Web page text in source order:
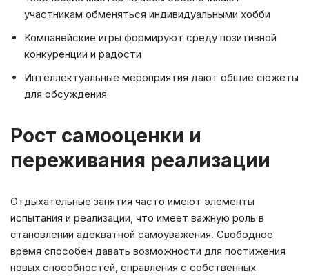
участникам обменяться индивидуальными хобби
Компанейские игры формируют среду позитивной
конкуренции и радости
Интеллектуальные мероприятия дают общие сюжеты
для обсуждения
Рост самооценки и
переживания реализации
Отдыхательные занятия часто имеют элементы
испытания и реализации, что имеет важную роль в
становлении адекватной самоуважения. Свободное
время способен давать возможности для постижения
новых способностей, справления с собственных